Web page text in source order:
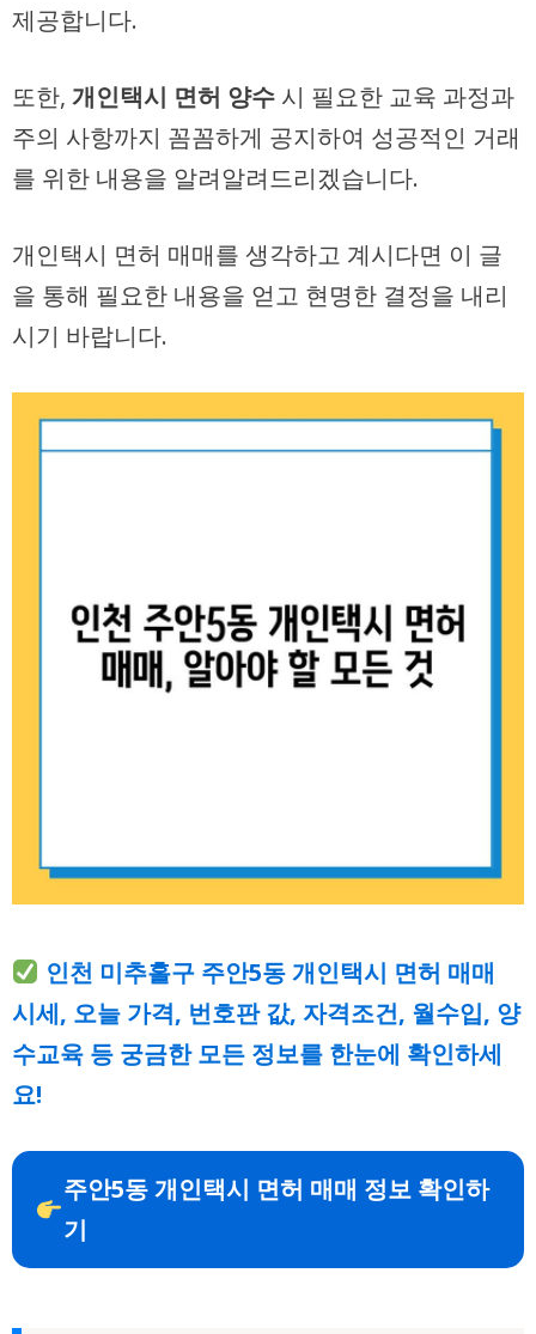
제공합니다.
또한, 개인택시 면허 양수 시 필요한 교육 과정과
주의 사항까지 꼼꼼하게 공지하여 성공적인 거래
를 위한 내용을 알려알려드리겠습니다.
개인택시 면허 매매를 생각하고 계시다면 이 글
을 통해 필요한 내용을 얻고 현명한 결정을 내리
시기 바랍니다.
인천 미추홀구 주안5동 개인택시 면허 매매
시세, 오늘 가격, 번호판 값, 자격조건, 월수입, 양
수교육 등 궁금한 모든 정보를 한눈에 확인하세
요!
주안5동 개인택시 면허 매매 정보 확인하
기